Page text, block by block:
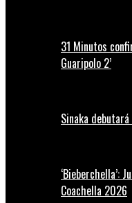
31 Minutos
Guaripolo 2’
Sinaka
‘Bieberchella’:
Coachella 2026